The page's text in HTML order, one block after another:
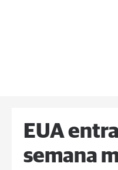
EUA
semana